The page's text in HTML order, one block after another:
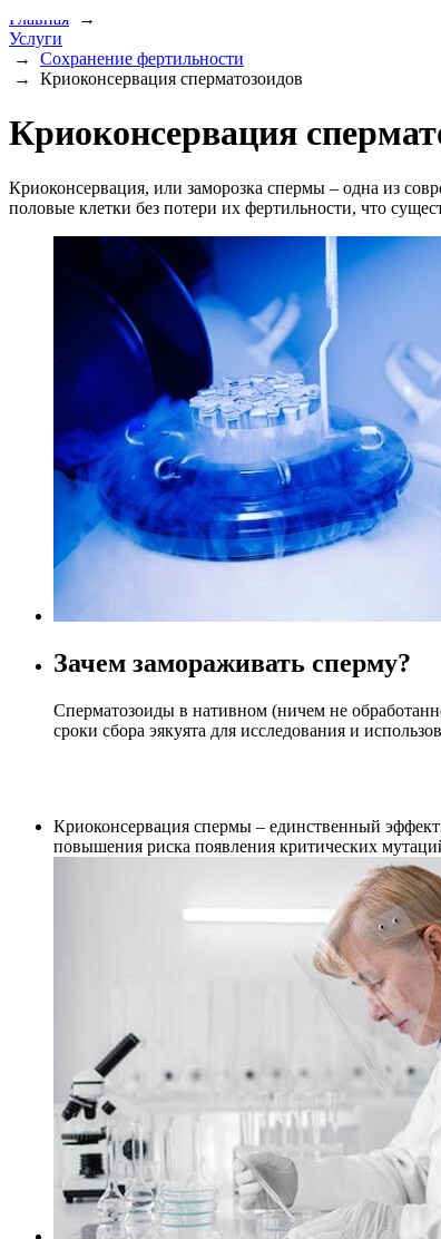
Главная →
Услуги
→ Сохранение фертильности
→ Криоконсервация сперматозоидов
Криоконсервация
Криоконсервация, или заморозка спермы – одна из
половые клетки без потери их фертильности, что
Зачем замораживать сперму?
Сперматозоиды в нативном (ничем не
сроки сбора эякуята для исследования и
Криоконсервация спермы – единственный
повышения риска появления критических